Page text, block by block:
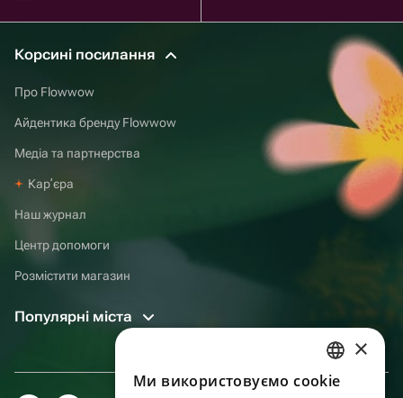
Корсині посилання
Про Flowwow
Айдентика бренду Flowwow
Медіа та партнерства
Карʼєра
Наш журнал
Центр допомоги
Розмістити магазин
Популярні міста
RUSSIAN
×
Ми використовуємо cookie